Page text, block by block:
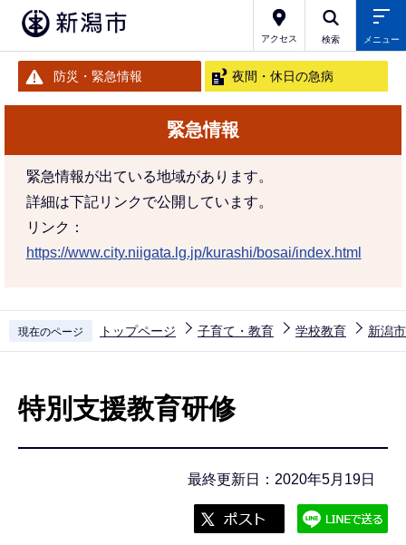
アクセス 検索 メニュー
防災・緊急情報 夜間・休日の急病
緊急情報
緊急情報が出ている地域があります。
詳細は下記リンクで公開しています。
リンク：
https://www.city.niigata.lg.jp/kurashi/bosai/index.html
現在のページ トップページ 子育て・教育 学校教育 新潟
特別支援教育研修
最終更新日：2020年5月19日